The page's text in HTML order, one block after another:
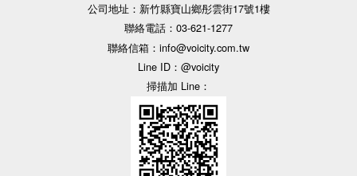
公司地址：新竹縣寶山鄉彤雲街17號1樓
聯絡電話：03-621-1277
聯絡信箱：info@voicity.com.tw
Line ID：@voicity
掃描加 Line：